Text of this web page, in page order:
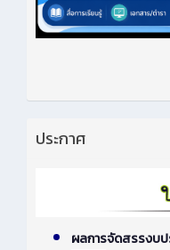
ประกาศ
ผลการจัดสรรงบป